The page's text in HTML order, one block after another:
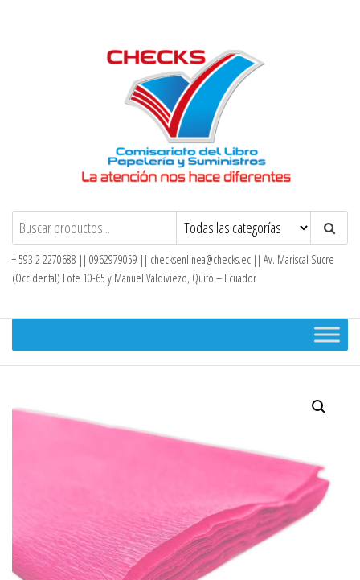
Checks – Tienda en Línea
+ 593 2 2270688 || 0962979059 || checksenlinea@checks.ec || Av. Mariscal Sucre
(Occidental) Lote 10-65 y Manuel Valdiviezo, Quito – Ecuador